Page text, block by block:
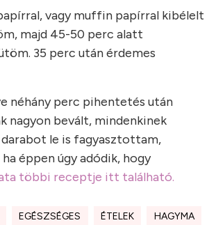
vagy muffin papírral kibélelt
majd 45-50 perc alatt
35 perc után érdemes
néhány perc pihentetés után
nagyon bevált, mindenkinek
le is fagyasztottam,
éppen úgy adódik, hogy
többi receptje itt található.
EGÉSZSÉGES ÉTELEK HAGYMA